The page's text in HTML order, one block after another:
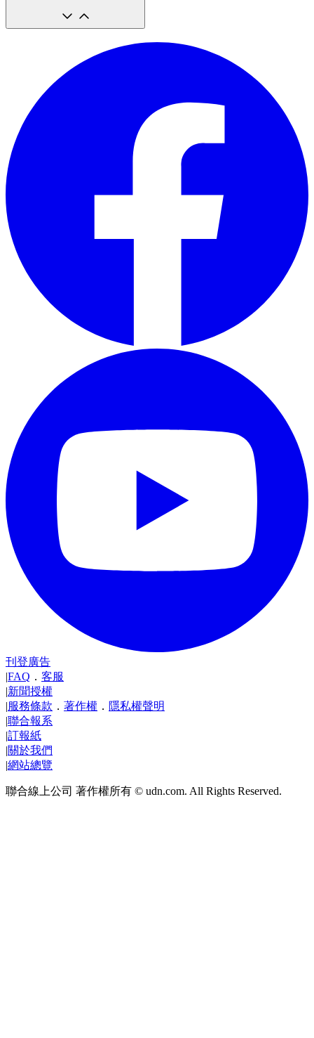
刊登廣告
|FAQ ． 客服
|新聞授權
|服務條款 ． 著作權 ． 隱私權聲明
|聯合報系
|訂報紙
|關於我們
|網站總覽
聯合線上公司 著作權所有 © udn.com. All Rights Reserved.